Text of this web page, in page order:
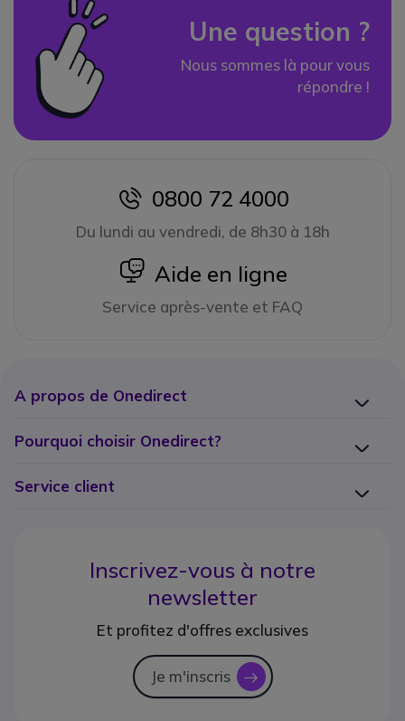
Une question ?
Nous sommes là pour vous
répondre !
icon
0800 72 4000
Du lundi au vendredi, de 8h30 à 18h
icon
Aide en ligne
Service après-vente et FAQ
A propos de Onedirect
Pourquoi choisir Onedirect?
Service client
Inscrivez-vous à notre
newsletter
Et profitez d'offres exclusives
Je m'inscris icon